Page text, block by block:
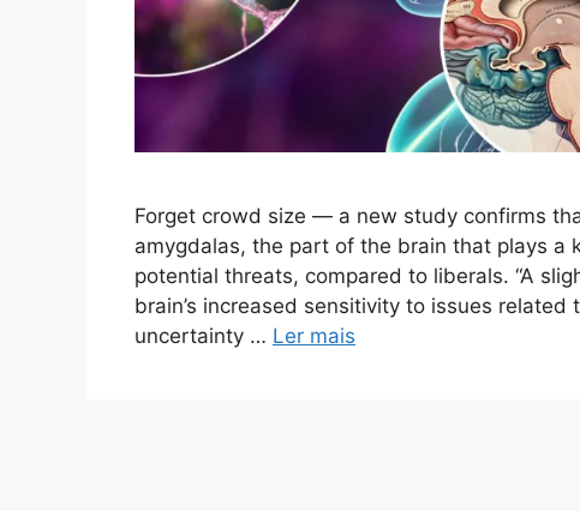
Forget crowd size — a new study confirms
amygdalas, the part of the brain that plays a
potential threats, compared to liberals. “A
brain’s increased sensitivity to issues
uncertainty … Ler mais